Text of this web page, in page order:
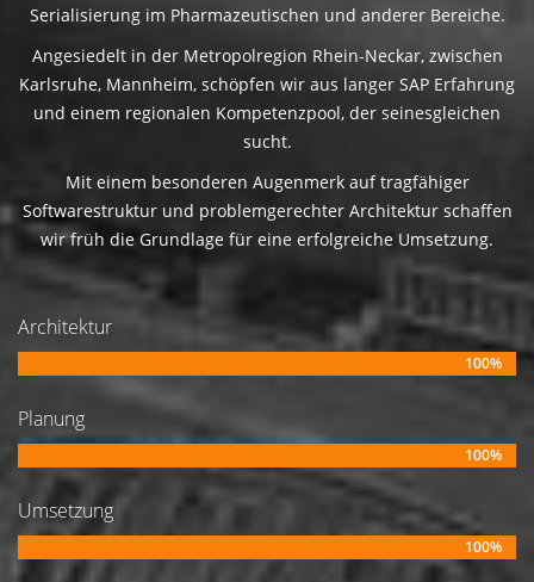
Serialisierung im Pharmazeutischen und anderer Bereiche.
Angesiedelt in der Metropolregion Rhein-Neckar, zwischen
Karlsruhe, Mannheim, schöpfen wir aus langer SAP Erfahrung
und einem regionalen Kompetenzpool, der seinesgleichen
sucht.
Mit einem besonderen Augenmerk auf tragfähiger
Softwarestruktur und problemgerechter Architektur schaffen
wir früh die Grundlage für eine erfolgreiche Umsetzung.
Architektur
100%
Planung
100%
Umsetzung
100%